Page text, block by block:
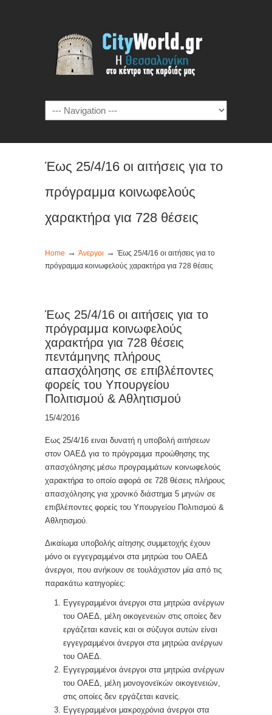
Έως 25/4/16 οι αιτήσεις για το
πρόγραμμα κοινωφελούς
χαρακτήρα για 728 θέσεις
Home → Άνεργοι → Έως 25/4/16 οι αιτήσεις για το
πρόγραμμα κοινωφελούς χαρακτήρα για 728 θέσεις
Έως 25/4/16 οι αιτήσεις για το
πρόγραμμα κοινωφελούς
χαρακτήρα για 728 θέσεις
πεντάμηνης πλήρους
απασχόλησης σε επιβλέποντες
φορείς του Υπουργείου
Πολιτισμού & Αθλητισμού
15/4/2016
Εως 25/4/16 ειναι δυνατή η υποβολή αιτήσεων
στον ΟΑΕΔ για το πρόγραμμα προώθησης της
απασχόλησης μέσω προγραμμάτων κοινωφελούς
χαρακτήρα το οποίο αφορά σε 728 θέσεις πλήρους
απασχόλησης για χρονικό διάστημα 5 μηνών σε
επιβλέποντες φορείς του Υπουργείου Πολιτισμού &
Αθλητισμού.
Δικαίωμα υποβολής αίτησης συμμετοχής έχουν
μόνο οι εγγεγραμμένοι στα μητρώα του ΟΑΕΔ
άνεργοι, που ανήκουν σε τουλάχιστον μία από τις
παρακάτω κατηγορίες:
Εγγεγραμμένοι άνεργοι στα μητρώα ανέργων
του ΟΑΕΔ, μέλη οικογενειών στις οποίες δεν
εργάζεται κανείς και οι σύζυγοι αυτών είναι
εγγεγραμμένοι άνεργοι στα μητρώα ανέργων
του ΟΑΕΔ.
Εγγεγραμμένοι άνεργοι στα μητρώα ανέργων
του ΟΑΕΔ, μέλη μονογονεϊκών οικογενειών,
στις οποίες δεν εργάζεται κανείς.
Εγγεγραμμένοι μακροχρόνια άνεργοι στα